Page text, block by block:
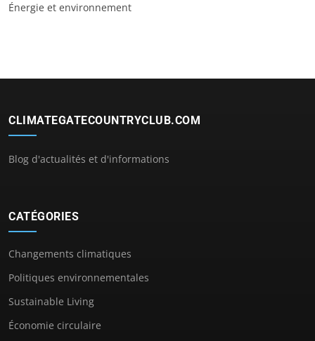
Énergie et environnement
CLIMATEGATECOUNTRYCLUB.COM
Blog d'actualités et d'informations
CATÉGORIES
Changements climatiques
Politiques environnementales
Sustainable Living
Économie circulaire